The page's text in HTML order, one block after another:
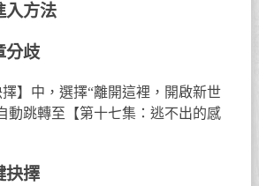
入方法
分歧
】中，選擇“離開這裡，開啟新世
動跳轉至【第十七集：逃不出的感
抉擇